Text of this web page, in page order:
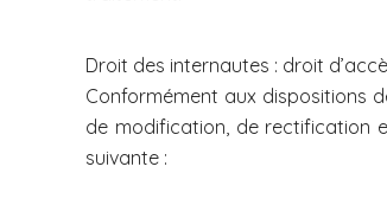
Droit des internautes : droit
Conformément aux dispositions
de modification, de rectification
suivante :